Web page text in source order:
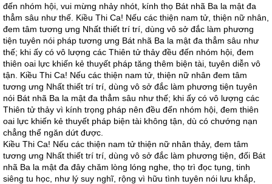
đến nhóm hội, vui mừng nhảy nhót, kính thọ Bát nhã Ba la mật đa
thẳm sâu như thế. Kiều Thi Ca! Nếu các thiện nam tử, thiện nữ nhân,
đem tâm tương ưng Nhất thiết trí trí, dùng vô sở đắc làm phương
tiện tuyên nói pháp tương ưng Bát nhã Ba la mật đa thẳm sâu như
thế; khi ấy có vô lượng các Thiên tử thảy đều đến nhóm hội, đem
thiên oai lực khiến kẻ thuyết pháp tăng thêm biện tài, tuyên diễn vô
tận. Kiều Thi Ca! Nếu các thiện nam tử, thiện nữ nhân đem tâm
tương ưng Nhất thiết trí trí, dùng vô sở đắc làm phương tiện tuyên
nói Bát nhã Ba la mật đa thẳm sâu như thế; khi ấy có vô lượng các
Thiên tử thảy vì kính trọng pháp nên đều đến nhóm hội, đem thiên
oai lực khiến kẻ thuyết pháp biện tài không tận, dù có chướng nạn
chẳng thể ngăn dứt được.
Kiều Thi Ca! Nếu các thiện nam tử thiện nữ nhân thảy, đem tâm
tương ưng Nhất thiết trí trí, dùng vô sở đắc làm phương tiện, đối Bát
nhã Ba la mật đa đây chăm lòng lóng nghe, thọ trì đọc tụng, tinh
siêng tu học, như lý suy nghĩ, rộng vì hữu tình tuyên nói lưu khắp,